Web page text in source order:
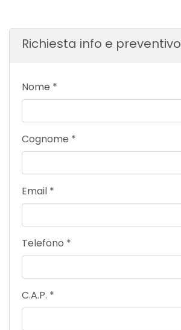
Richiesta info e preventivo
Nome *
Cognome *
Email *
Telefono *
C.A.P. *